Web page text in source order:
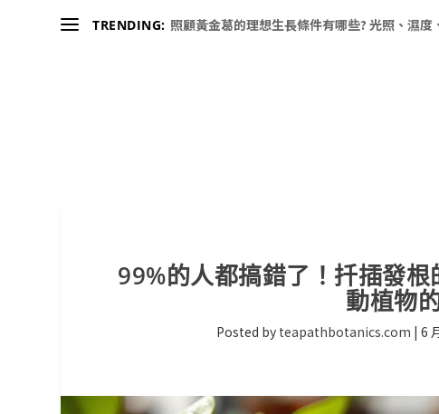
TRENDING: 照顧黃金葛的理想生長條件有哪些? 光照、濕
99%的人都搞錯了！扦插發
動植物
Posted by teapathbotanics.com |6